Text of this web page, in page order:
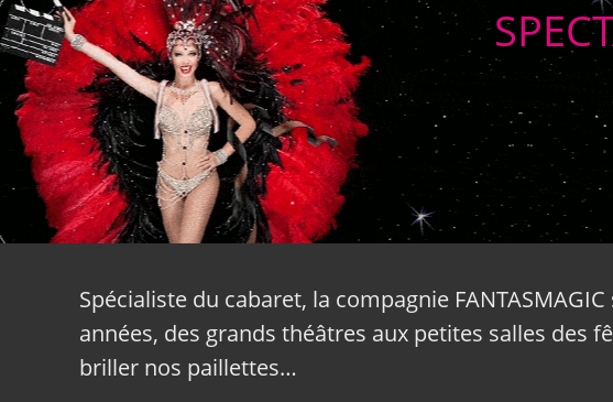
Spécialiste du cabaret, la compagnie
années, des grands théâtres aux petites salles des
briller nos paillettes…